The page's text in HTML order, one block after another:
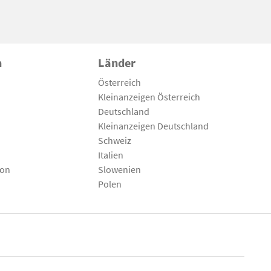
Länder
Österreich
Kleinanzeigen Österreich
Deutschland
Kleinanzeigen Deutschland
Schweiz
Italien
Slowenien
Polen